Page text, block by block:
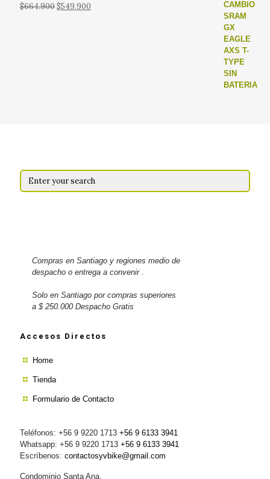
$664.900El
$549.900
Compras en Santiago y regiones medio de
despacho o entrega a convenir .
Solo en Santiago por compras superiores
a $ 250.000 Despacho Gratis
Accesos Directos
Home
Tienda
Formulario de Contacto
Teléfonos: +56 9 9220 1713 +56 9 6133 3941
Whatsapp: +56 9 9220 1713 +56 9 6133 3941
Escríbenos: contactosyvbike@gmail.com
Condominio Santa Ana,